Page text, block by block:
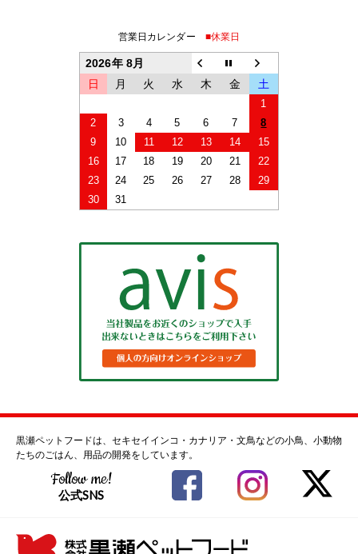
営業日カレンダー ■休業日
2026年 8月
日
月 火 水 木 金 土
1
2
3 4 5 6 7
8
9
10 11 12 13 14
15
16
17 18 19 20 21
22
23
24 25 26 27 28
29
30
31
黒瀬ペットフードは、セキセイインコ・カナリア・文鳥などの小鳥、小動物
たちのごはん、用品の開発をしています。
Follow me!
公式SNS